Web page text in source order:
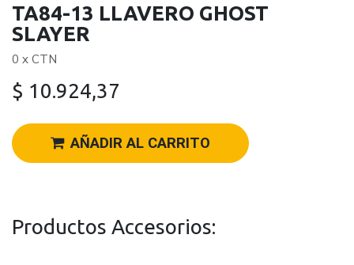
TA84-13 LLAVERO GHOST
SLAYER
0 x CTN
$ 10.924,37
AÑADIR AL CARRITO
Productos Accesorios: